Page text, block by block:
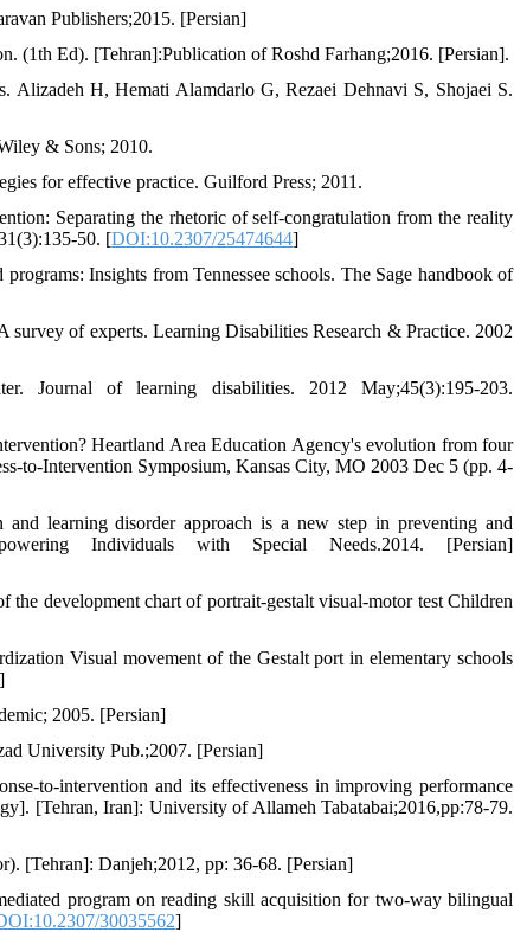
Publishers;2015. [Persian]
(1th Ed). [Tehran]:Publication of Roshd Farhang;2016. [Persian].
H, Hemati Alamdarlo G, Rezaei Dehnavi S, Shojaei S.
& Sons; 2010.
for effective practice. Guilford Press; 2011.
Separating the rhetoric of self-congratulation from the reality
50. [DOI:10.2307/25474644]
Insights from Tennessee schools. The Sage handbook of
of experts. Learning Disabilities Research & Practice. 2002
Journal of learning disabilities. 2012 May;45(3):195-203.
Heartland Area Education Agency's evolution from four
to-Intervention Symposium, Kansas City, MO 2003 Dec 5 (pp. 4-
learning disorder approach is a new step in preventing and
Individuals with Special Needs.2014. [Persian]
development chart of portrait-gestalt visual-motor test Children
Visual movement of the Gestalt port in elementary schools
2005. [Persian]
University Pub.;2007. [Persian]
to-intervention and its effectiveness in improving performance
[Tehran, Iran]: University of Allameh Tabatabai;2016,pp:78-79.
[Tehran]: Danjeh;2012, pp: 36-68. [Persian]
program on reading skill acquisition for two-way bilingual
30035562]